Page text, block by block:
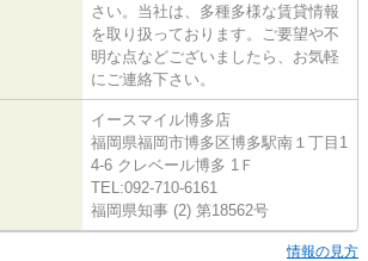
さい。当社は、多種多様な賃貸情報
を取り扱っております。ご要望や不
明な点などございましたら、お気軽
にご連絡下さい。
イースマイル博多店
福岡県福岡市博多区博多駅南１丁目1
4-6 クレベール博多 1Ｆ
TEL:092-710-6161
福岡県知事 (2) 第18562号
情報の見方